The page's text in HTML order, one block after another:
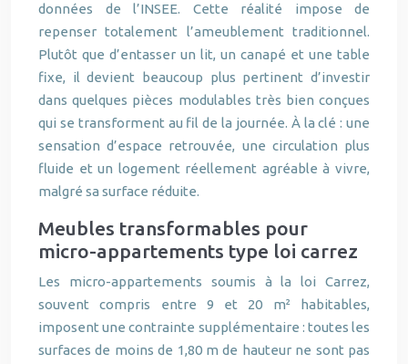
données de l’INSEE. Cette réalité impose de
repenser totalement l’ameublement traditionnel.
Plutôt que d’entasser un lit, un canapé et une table
fixe, il devient beaucoup plus pertinent d’investir
dans quelques pièces modulables très bien conçues
qui se transforment au fil de la journée. À la clé : une
sensation d’espace retrouvée, une circulation plus
fluide et un logement réellement agréable à vivre,
malgré sa surface réduite.
Meubles transformables pour
micro-appartements type loi carrez
Les micro-appartements soumis à la loi Carrez,
souvent compris entre 9 et 20 m² habitables,
imposent une contrainte supplémentaire : toutes les
surfaces de moins de 1,80 m de hauteur ne sont pas